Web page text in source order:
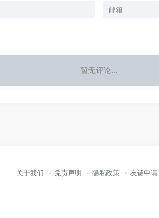
暂无评论...
关于我们 免责声明 隐私政策 友链申请